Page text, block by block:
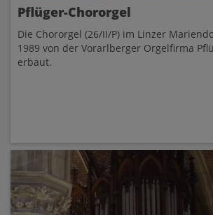
Pflüger-Chororgel
Die Chororgel (26/II/P) im Linzer
1989 von der Vorarlberger Orgelfirma
erbaut.